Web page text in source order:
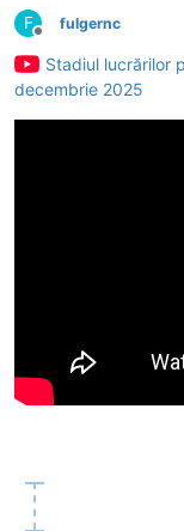
F
Deconectat
fulgernc
Stadiul lucrărilor
decembrie 2025